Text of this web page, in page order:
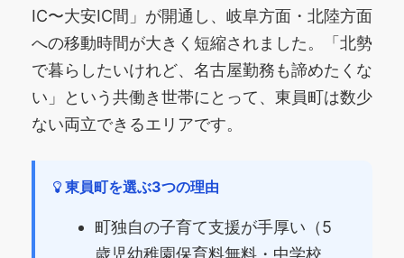
IC〜大安IC間」が開通し、岐阜方面・北陸方面
への移動時間が大きく短縮されました。「北勢
で暮らしたいけれど、名古屋勤務も諦めたくな
い」という共働き世帯にとって、東員町は数少
ない両立できるエリアです。
東員町を選ぶ3つの理由
町独自の子育て支援が手厚い（5
歳児幼稚園保育料無料・中学校